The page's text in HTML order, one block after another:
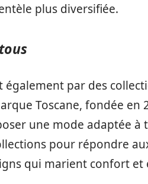
plus diversifiée.
également par des
Toscane, fondée en
une mode adaptée à
pour répondre
qui marient confort et